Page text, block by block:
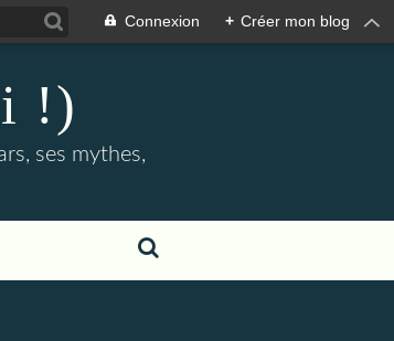
Connexion + Créer mon blog
!)
ses mythes,